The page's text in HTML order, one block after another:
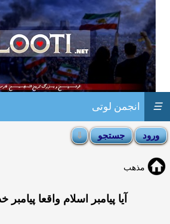
انجمن لوتی ☰
مذهب
آیا پیامبر اسلام واقعا